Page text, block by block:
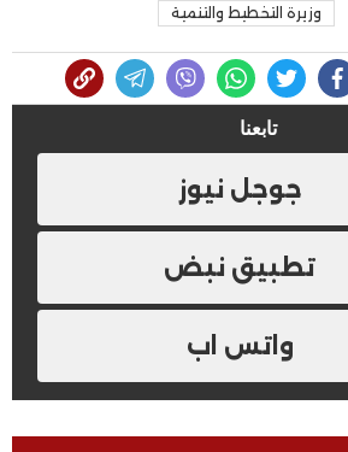
وزيرة التخطيط والتنمية
تابعنا
جوجل نيوز
تطبيق نبض
واتس اب